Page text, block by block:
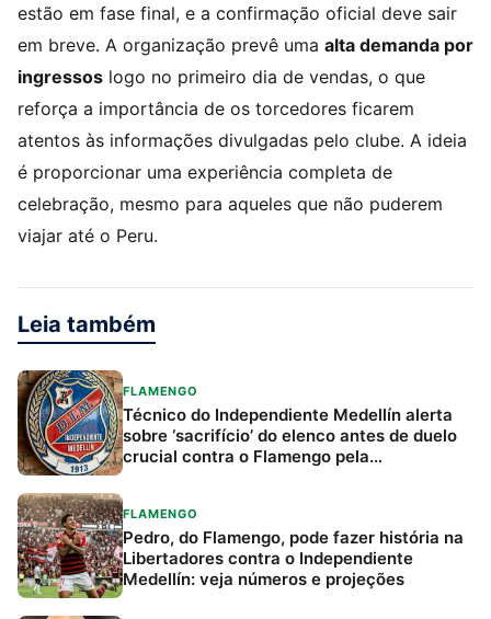
estão em fase final, e a confirmação oficial deve sair
em breve. A organização prevê uma alta demanda por
ingressos logo no primeiro dia de vendas, o que
reforça a importância de os torcedores ficarem
atentos às informações divulgadas pelo clube. A ideia
é proporcionar uma experiência completa de
celebração, mesmo para aqueles que não puderem
viajar até o Peru.
Leia também
FLAMENGO
Técnico do Independiente Medellín alerta
sobre ‘sacrifício’ do elenco antes de duelo
crucial contra o Flamengo pela
FLAMENGO
Pedro, do Flamengo, pode fazer história na
Libertadores contra o Independiente
Medellín: veja números e projeções